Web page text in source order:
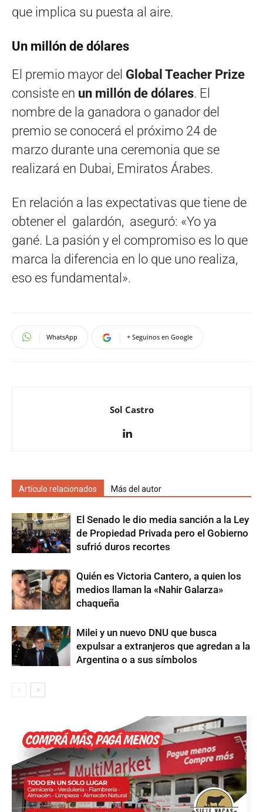
que implica su puesta al aire.
Un millón de dólares
El premio mayor del Global Teacher Prize
consiste en un millón de dólares. El
nombre de la ganadora o ganador del
premio se conocerá el próximo 24 de
marzo durante una ceremonia que se
realizará en Dubai, Emiratos Árabes.
En relación a las expectativas que tiene de
obtener el galardón, aseguró: «Yo ya
gané. La pasión y el compromiso es lo que
marca la diferencia en lo que uno realiza,
eso es fundamental».
WhatsApp + Seguinos en Google
Sol Castro
Artículo relacionados Más del autor
El Senado le dio media sanción a la Ley
de Propiedad Privada pero el Gobierno
sufrió duros recortes
Quién es Victoria Cantero, a quien los
medios llaman la «Nahir Galarza»
chaqueña
Milei y un nuevo DNU que busca
expulsar a extranjeros que agredan a la
Argentina o a sus símbolos